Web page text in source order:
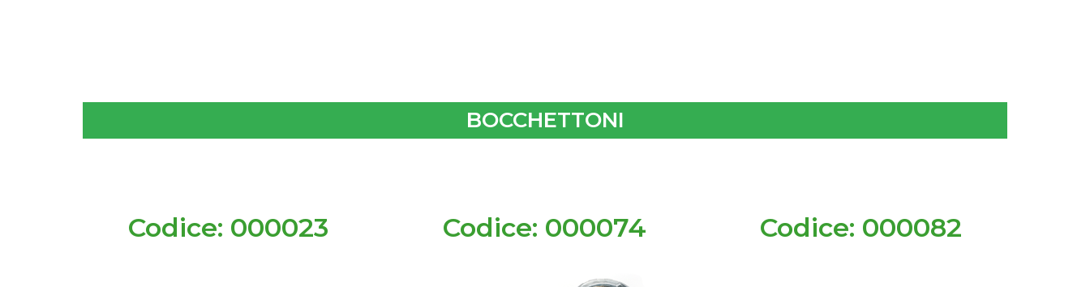
BOCCHETTONI
Codice: 000023 Codice: 000074 Codice: 000082